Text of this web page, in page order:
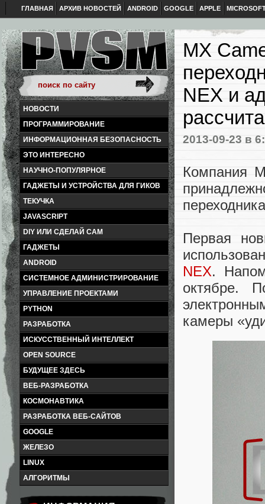
ГЛАВНАЯ АРХИВ НОВОСТЕЙ ANDROID GOOGLE APPLE
НОВОСТИ
ПРОГРАММИРОВАНИЕ
ИНФОРМАЦИОННАЯ БЕЗОПАСНОСТЬ
ЭТО ИНТЕРЕСНО
НАУЧНО-ПОПУЛЯРНОЕ
ГАДЖЕТЫ И УСТРОЙСТВА ДЛЯ ГИКОВ
ТЕКУЧКА
JAVASCRIPT
DIY ИЛИ СДЕЛАЙ САМ
ГАДЖЕТЫ
ANDROID
СИСТЕМНОЕ АДМИНИСТРИРОВАНИЕ
УПРАВЛЕНИЕ ПРОЕКТАМИ
PYTHON
РАЗРАБОТКА
ИСКУССТВЕННЫЙ ИНТЕЛЛЕКТ
OPEN SOURCE
БУДУЩЕЕ ЗДЕСЬ
ВЕБ-РАЗРАБОТКА
КОСМОНАВТИКА
РАЗРАБОТКА ВЕБ-САЙТОВ
GOOGLE
ЖЕЛЕЗО
LINUX
АЛГОРИТМЫ
MX
NEX и
2013-09-23 в
Компания
Первая
NEX.
октябре.
камеры